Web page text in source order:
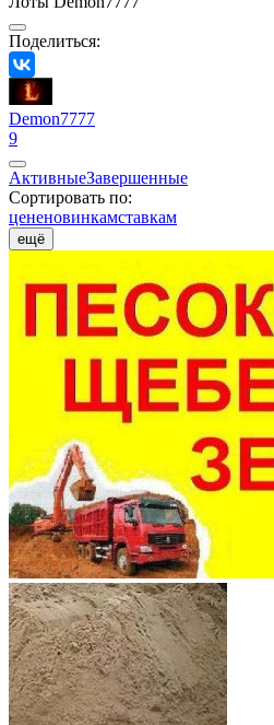
Поделиться:
Demon7777
9
АктивныеЗавершенные
Сортировать по:
цененовинкамставкам
ещё